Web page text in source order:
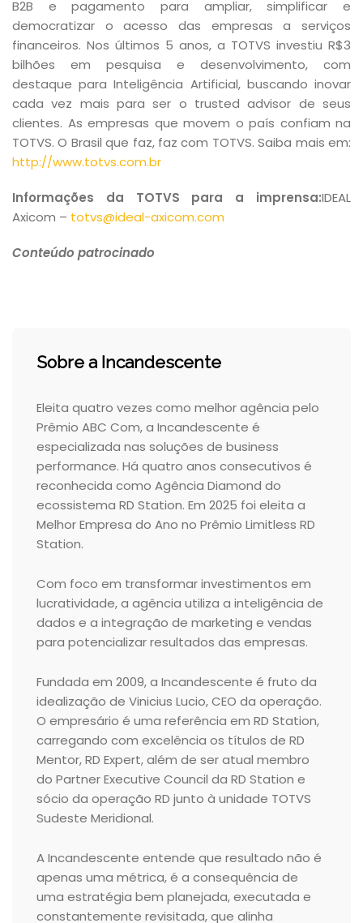
B2B e pagamento para ampliar, simplificar e
democratizar o acesso das empresas a serviços
financeiros. Nos últimos 5 anos, a TOTVS investiu R$3
bilhões em pesquisa e desenvolvimento, com
destaque para Inteligência Artificial, buscando inovar
cada vez mais para ser o trusted advisor de seus
clientes. As empresas que movem o país confiam na
TOTVS. O Brasil que faz, faz com TOTVS. Saiba mais em:
http://www.totvs.com.br
Informações da TOTVS para a imprensa:IDEAL
Axicom – totvs@ideal-axicom.com
Conteúdo patrocinado
Sobre a Incandescente
Eleita quatro vezes como melhor agência pelo
Prêmio ABC Com, a Incandescente é
especializada nas soluções de business
performance. Há quatro anos consecutivos é
reconhecida como Agência Diamond do
ecossistema RD Station. Em 2025 foi eleita a
Melhor Empresa do Ano no Prêmio Limitless RD
Station.
Com foco em transformar investimentos em
lucratividade, a agência utiliza a inteligência de
dados e a integração de marketing e vendas
para potencializar resultados das empresas.
Fundada em 2009, a Incandescente é fruto da
idealização de Vinicius Lucio, CEO da operação.
O empresário é uma referência em RD Station,
carregando com excelência os títulos de RD
Mentor, RD Expert, além de ser atual membro
do Partner Executive Council da RD Station e
sócio da operação RD junto à unidade TOTVS
Sudeste Meridional.
A Incandescente entende que resultado não é
apenas uma métrica, é a consequência de
uma estratégia bem planejada, executada e
constantemente revisitada, que alinha